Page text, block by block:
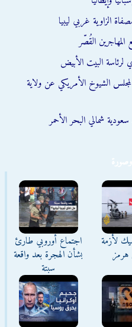
الزاوية غربي ليبيا
القُصّر
البيت الأبيض
الشيوخ الأمريكي عن ولاية
شمالي البحر الأحمر
لأزمة
اجتماع أوروبي طارئ
بشأن الهجرة بعد واقعة
سبتة